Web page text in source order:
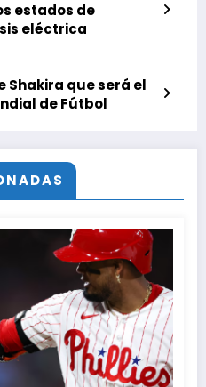
estados de
eléctrica
Shakira que será el
de Fútbol